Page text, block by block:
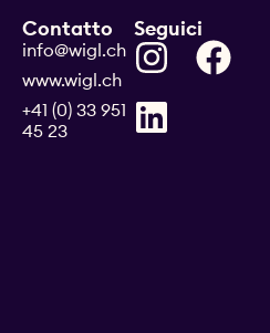
Contatto
info@wigl.ch
www.wigl.ch
+41 (0) 33 951
45 23
Seguici